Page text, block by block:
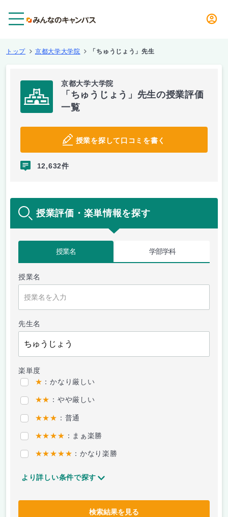
トップ 京都大学大学院 「ちゅうじょう」先生
京都大学大学院
「ちゅうじょう」先生の授業評価
一覧
授業を探して口コミを書く
12,632件
授業評価・楽単情報を探す
授業名 学部学科
授業名
先生名
楽単度
★ ：かなり厳しい
★★ ：やや厳しい
★★★ ：普通
★★★★ ：まぁ楽勝
★★★★★ ：かなり楽勝
より詳しい条件で探す
検索結果を見る